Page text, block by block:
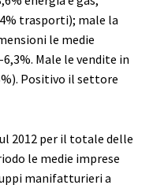
trasporti); male la
le medie
Male le vendite in
Positivo il settore
2012 per il totale delle
le medie imprese
manifatturieri a